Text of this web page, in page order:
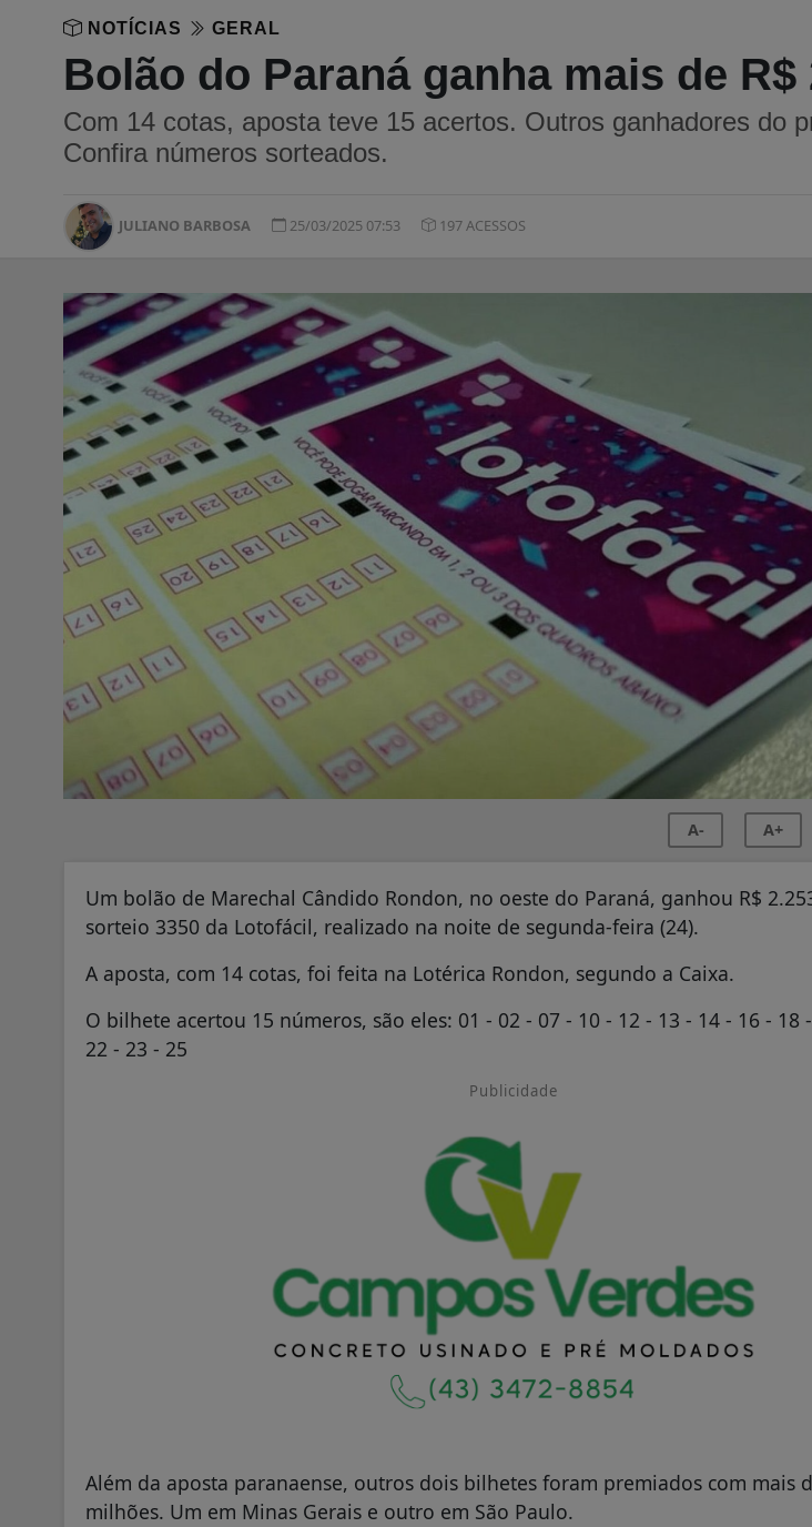
NOTÍCIAS GERAL
Bolão do Paraná ganha mais de
Com 14 cotas, aposta teve 15 acertos. Outros ganhadores do
Confira números sorteados.
JULIANO BARBOSA 25/03/2025 07:53 197 ACESSOS
A- A+
Um bolão de Marechal Cândido Rondon, no oeste do Paraná, ganhou R$
sorteio 3350 da Lotofácil, realizado na noite de segunda-feira (24).
A aposta, com 14 cotas, foi feita na Lotérica Rondon, segundo a Caixa.
O bilhete acertou 15 números, são eles: 01 - 02 - 07 - 10 - 12 - 13 - 14 - 16 - 18
22 - 23 - 25
Publicidade
Além da aposta paranaense, outros dois bilhetes foram premiados com mais
milhões. Um em Minas Gerais e outro em São Paulo.